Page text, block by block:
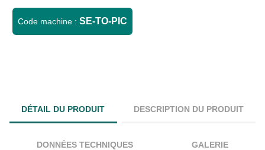
Code machine : SE-TO-PIC
DÉTAIL DU PRODUIT DESCRIPTION DU PRODUIT
DONNÉES TECHNIQUES GALERIE